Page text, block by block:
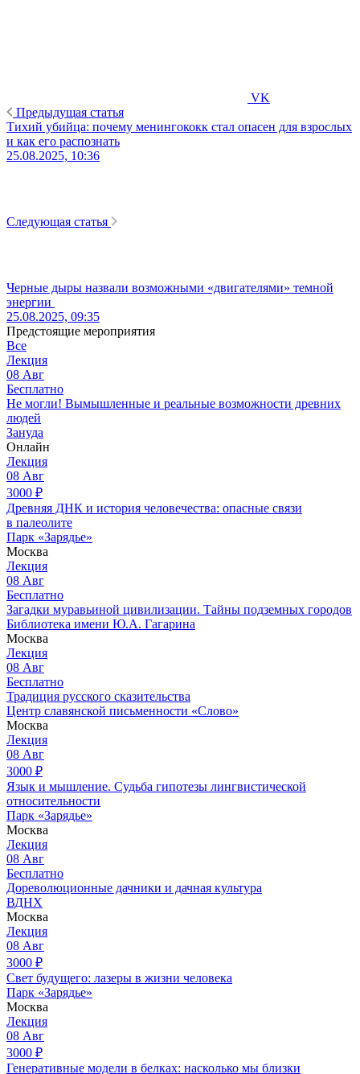
VK
Предыдущая статья
Тихий убийца: почему менингококк стал опасен для взрослых
и как его распознать
25.08.2025, 10:36
Следующая статья
Черные дыры назвали возможными «двигателями» темной
энергии
25.08.2025, 09:35
Предстоящие мероприятия
Все
Лекция
08 Авг
Бесплатно
Не могли! Вымышленные и реальные возможности древних
людей
Зануда
Онлайн
Лекция
08 Авг
3000 ₽
Древняя ДНК и история человечества: опасные связи
в палеолите
Парк «Зарядье»
Москва
Лекция
08 Авг
Бесплатно
Загадки муравьиной цивилизации. Тайны подземных городов
Библиотека имени Ю.А. Гагарина
Москва
Лекция
08 Авг
Бесплатно
Традиция русского сказительства
Центр славянской письменности «Слово»
Москва
Лекция
08 Авг
3000 ₽
Язык и мышление. Судьба гипотезы лингвистической
относительности
Парк «Зарядье»
Москва
Лекция
08 Авг
Бесплатно
Дореволюционные дачники и дачная культура
ВДНХ
Москва
Лекция
08 Авг
3000 ₽
Свет будущего: лазеры в жизни человека
Парк «Зарядье»
Москва
Лекция
08 Авг
3000 ₽
Генеративные модели в белках: насколько мы близки